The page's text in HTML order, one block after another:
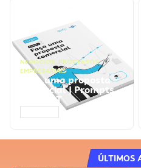
NEGÓCIOS, PROCESSOS
EMPRESARIAIS
Faça uma proposta
comercial | Prompts
ChatGPT
ÚLTIMOS